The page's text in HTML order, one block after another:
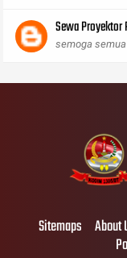
Sewa Proyektor
semoga semua
Sitemaps About